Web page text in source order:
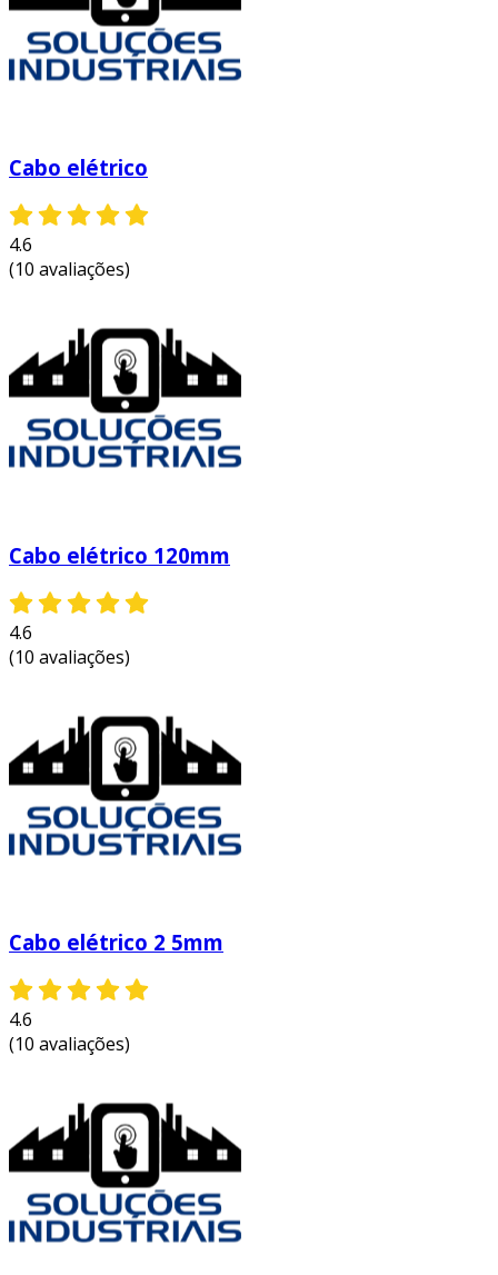
certamente uma escolha inteligente para quem
busca segurança e eficiência em instalações
elétricas.
Cabo elétrico
4.6
(10 avaliações)
Cabo elétrico 120mm
4.6
(10 avaliações)
Cabo elétrico 2 5mm
4.6
(10 avaliações)